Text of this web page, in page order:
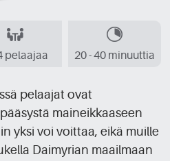
pelaajaa 20 - 40 minuuttia
pelaajat ovat
maineikkaaseen
yksi voi voittaa, eikä muille
Daimyrian maailmaan